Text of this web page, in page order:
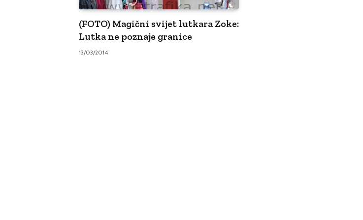
(FOTO) Magični svijet lutkara Zoke:
Lutka ne poznaje granice
13/03/2014